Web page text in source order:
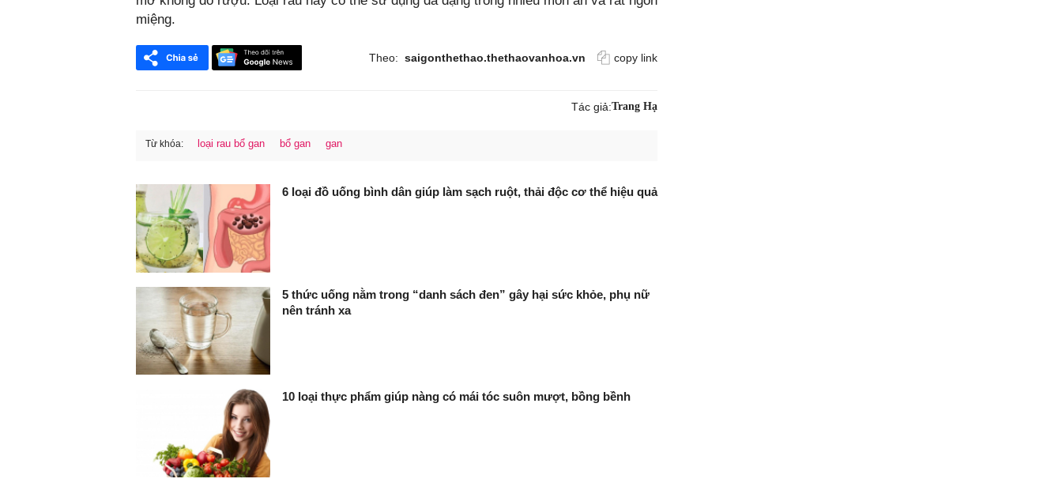
miệng.
Theo: saigonthethao.thethaovanhoa.vn copy link
Tác giả:Trang Hạ
Từ khóa: loại rau bổ gan bổ gan gan
6 loại đồ uống bình dân giúp làm sạch ruột, thải độc cơ thể hiệu quả
5 thức uống nằm trong “danh sách đen” gây hại sức khỏe, phụ nữ
nên tránh xa
10 loại thực phẩm giúp nàng có mái tóc suôn mượt, bồng bềnh